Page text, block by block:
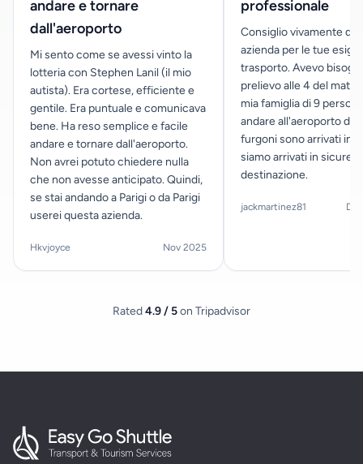
andare e tornare
dall'aeroporto
Mi sento come se avessi vinto la
lotteria con Stephen Lanil (il mio
autista). Era cortese, efficiente e
gentile. Era puntuale e comunicava
bene. Ha reso semplice e facile
andare e tornare dall'aeroporto.
Non avrei potuto chiedere nulla
che non avesse anticipato. Quindi,
se stai andando a Parigi o da Parigi
userei questa azienda.
Hkvjoyce Nov 2025
professionale
Consiglio vivamente
azienda per le tue
trasporto. Avevo
prelievo alle 4 del
mia famiglia di 9
andare all'aeroporto di
furgoni sono arrivati in
siamo arrivati in
destinazione.
jackmartinez81
Rated4.9 / 5on Tripadvisor